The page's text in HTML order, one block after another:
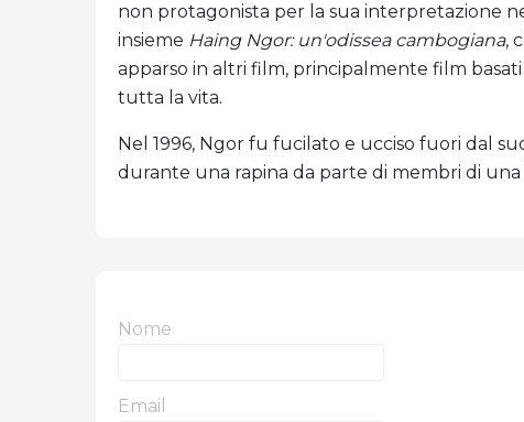
non protagonista per la sua interpretazione
insieme Haing Ngor: un'odissea cambogiana,
apparso in altri film, principalmente film
tutta la vita.
Nel 1996, Ngor fu fucilato e ucciso fuori dal
durante una rapina da parte di membri di una
Nome
Email